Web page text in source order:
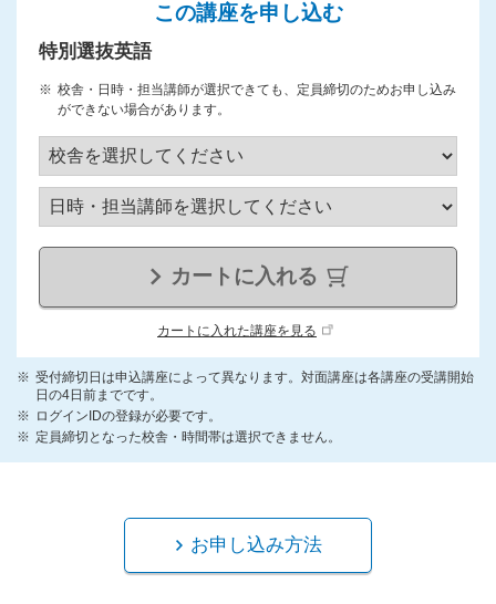
この講座を申し込む
特別選抜英語
校舎・日時・担当講師が選択できても、定員締切のためお申し込み
ができない場合があります。
カートに入れる
カートに入れた講座を見る
受付締切日は申込講座によって異なります。対面講座は各講座の受講開始
日の4日前までです。
ログインIDの登録が必要です。
定員締切となった校舎・時間帯は選択できません。
お申し込み方法